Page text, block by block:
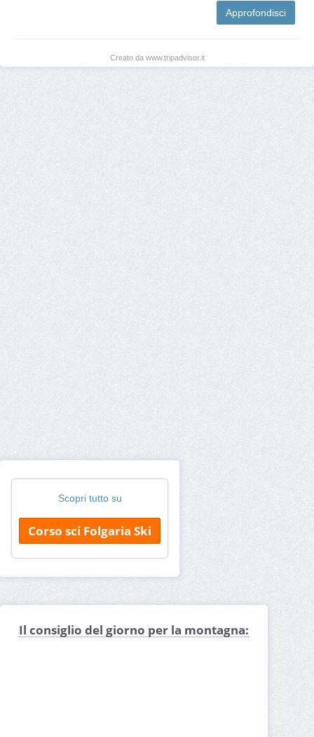
Approfondisci
Creato da www.tripadvisor.it
Scopri tutto su
Corso sci Folgaria Ski
Il consiglio del giorno per la montagna: